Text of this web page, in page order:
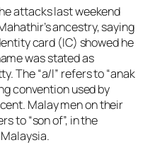
attacks last weekend
ancestry, saying
card (IC) showed he
was stated as
The “a/l” refers to “anak
convention used by
Malay men on their
to “son of”, in the